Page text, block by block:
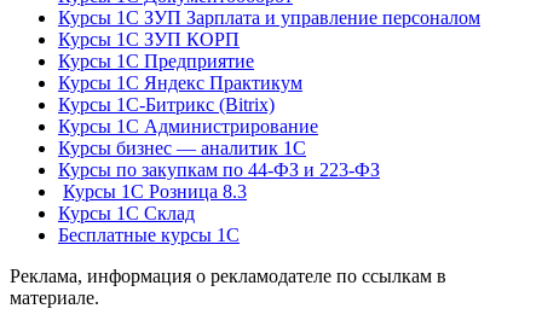
Курсы 1С ЗУП Зарплата и управление персоналом
Курсы 1С ЗУП КОРП
Курсы 1С Предприятие
Курсы 1С Яндекс Практикум
Курсы 1С-Битрикс (Bitrix)
Курсы 1С Администрирование
Курсы бизнес — аналитик 1С
Курсы по закупкам по 44‑ФЗ и 223‑ФЗ
Курсы 1С Розница 8.3
Курсы 1С Склад
Бесплатные курсы 1С
Реклама, информация о рекламодателе по ссылкам в
материале.